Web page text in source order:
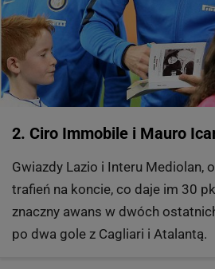
2. Ciro Immobile i Mauro
Gwiazdy Lazio i Interu Mediolan,
trafień na koncie, co daje im 30
znaczny awans w dwóch
po dwa gole z Cagliari i Atalantą.